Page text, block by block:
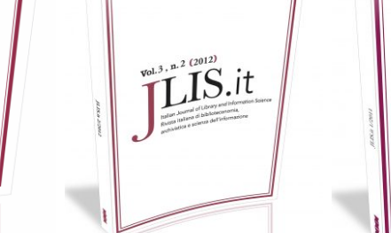
CartaceoeBook in PDF